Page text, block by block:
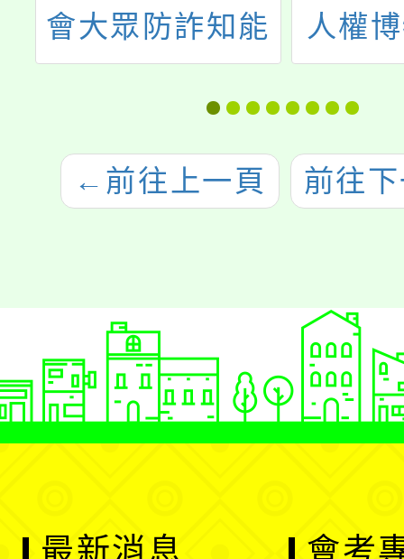
會大眾防詐知能
及宣導檢察官於
國民法官制度中
協助被害人等職
權，製作相關宣
人權
學年
權教
日起
額滿
← 前往上一頁 前往
最新消息 會考